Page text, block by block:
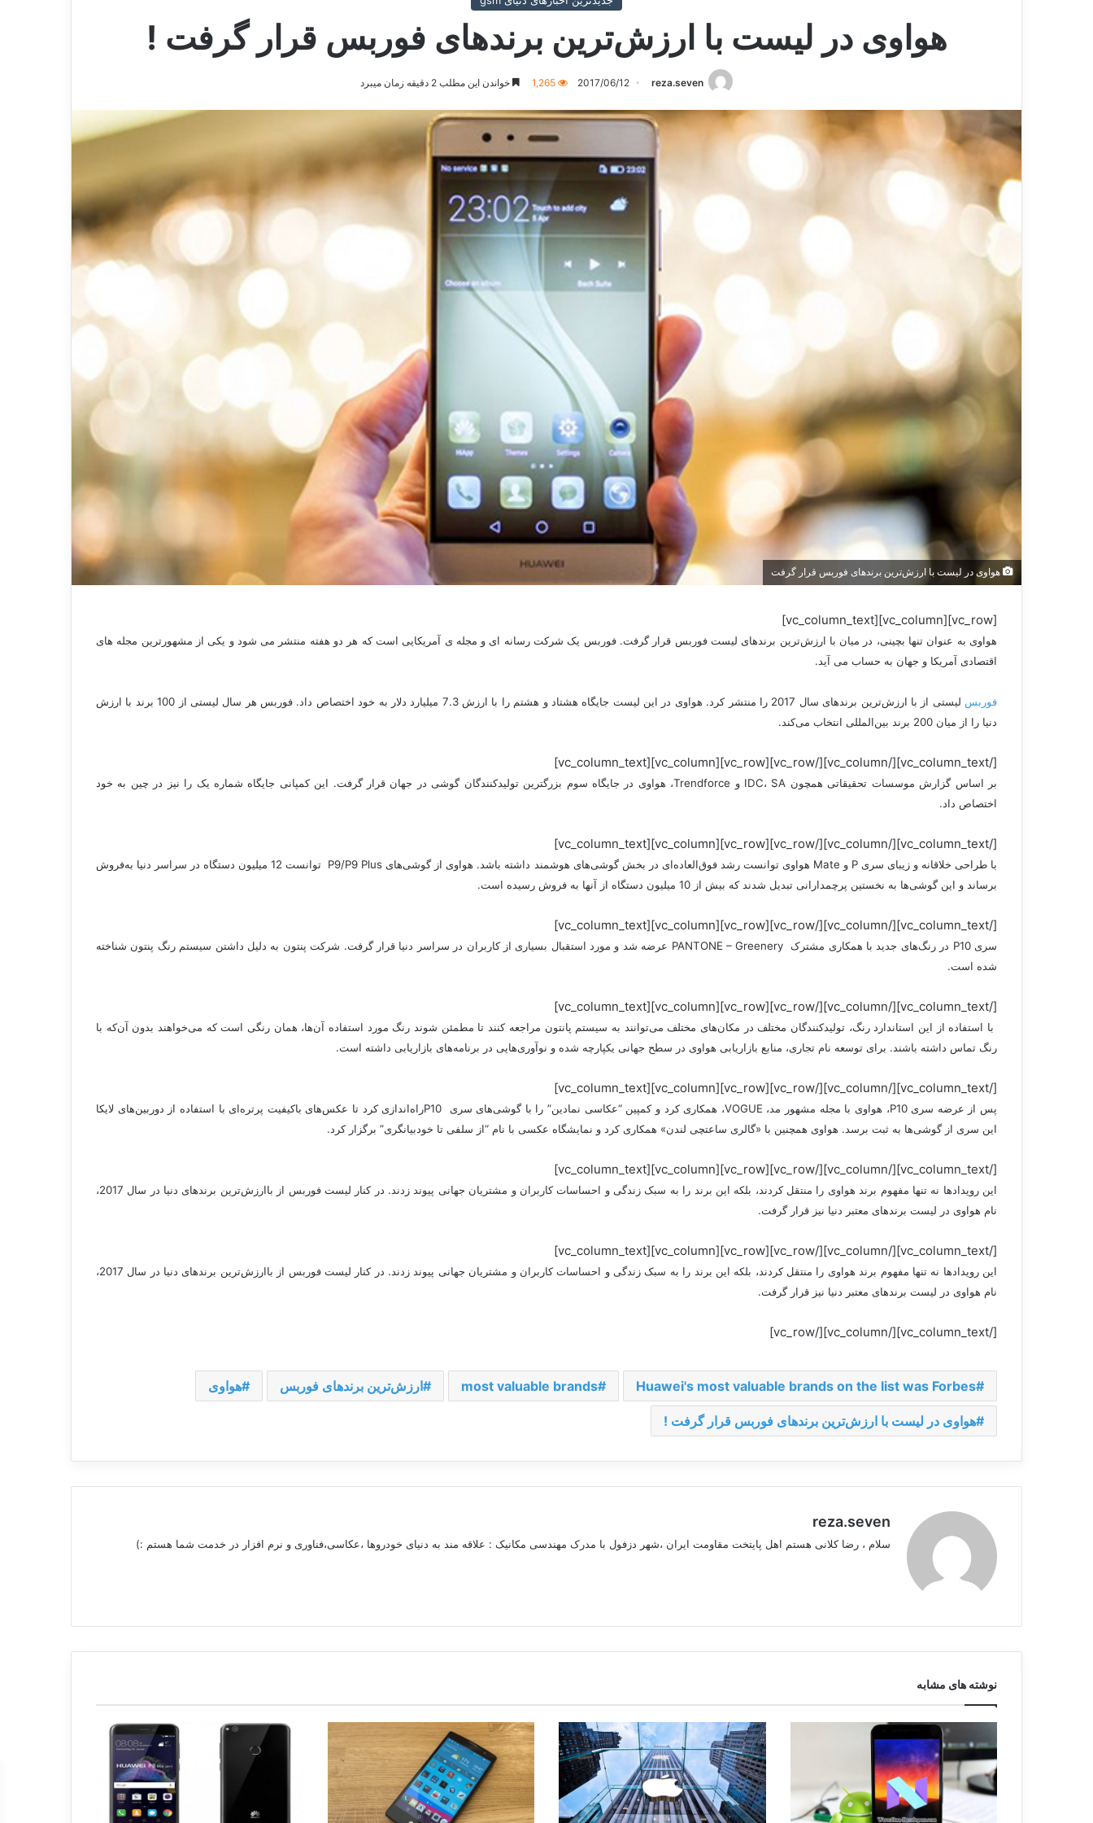
هواوی در لیست با ارزش‌ترین برندهای فوربس قرار گرفت !
reza.seven
2017/06/12
1,265 خواندن این مطلب 2 دقیقه زمان میبرد
هواوی در لیست با ارزش‌ترین برندهای فوربس قرار گرفت
[vc_row][vc_column][vc_column_text]
هواوی به عنوان تنها بچینی، در میان با ارزش‌ترین برندهای لیست فوربس قرار گرفت. فوربس یک شرکت رسانه ای و مجله ی آمریکایی است که هر دو هفته منتشر می شود و یکی از مشهورترین مجله های
اقتصادی آمریکا و جهان به حساب می آید.
فوربس
لیستی از با ارزش‌ترین برندهای سال 2017 را منتشر کرد. هواوی در این لیست جایگاه هشتاد و هشتم را با ارزش 7.3 میلیارد دلار به خود اختصاص داد. فوربس هر سال لیستی از 100 برند با ارزش
دنیا را از میان 200 برند بین‌المللی انتخاب می‌کند.
[/vc_column_text][/vc_column][/vc_row][vc_row][vc_column][vc_column_text]
بر اساس گزارش موسسات تحقیقاتی همچون IDC، SA و Trendforce، هواوی در جایگاه سوم بزرگترین تولیدکنندگان گوشی در جهان قرار گرفت. این کمپانی جایگاه شماره یک را نیز در چین به خود
اختصاص داد.
[/vc_column_text][/vc_column][/vc_row][vc_row][vc_column][vc_column_text]
با طراحی خلاقانه و زیبای سری P و Mate هواوی توانست رشد فوق‌العاده‌ای در بخش گوشی‌های هوشمند داشته باشد. هواوی از گوشی‌های P9/P9 Plus توانست 12 میلیون دستگاه در سراسر دنیا به‌فروش
برساند و این گوشی‌ها به نخستین پرچمدارانی تبدیل شدند که بیش از 10 میلیون دستگاه از آنها به فروش رسیده است.
[/vc_column_text][/vc_column][/vc_row][vc_row][vc_column][vc_column_text]
سری P10 در رنگ‌های جدید با همکاری مشترک PANTONE – Greenery عرضه شد و مورد استقبال بسیاری از کاربران در سراسر دنیا قرار گرفت. شرکت پنتون به دلیل داشتن سیستم رنگ پنتون شناخته
شده است.
[/vc_column_text][/vc_column][/vc_row][vc_row][vc_column][vc_column_text]
با استفاده از این استاندارد رنگ، تولید‌کنندگان مختلف در مکان‌های مختلف می‌توانند به سیستم پانتون مراجعه کنند تا مطمئن شوند رنگ مورد استفاده آن‌ها، همان‌ رنگی است که می‌خواهند بدون آن‌که با
رنگ تماس داشته باشند. برای توسعه نام تجاری، منابع بازاریابی هواوی در سطح جهانی یکپارچه شده و نوآوری‌هایی در برنامه‌های بازاریابی داشته است.
[/vc_column_text][/vc_column][/vc_row][vc_row][vc_column][vc_column_text]
پس از عرضه سری P10، هواوی با مجله مشهور مد، VOGUE، همکاری کرد و کمپین “عکاسی نمادین” را با گوشی‌های سری P10راه‌اندازی کرد تا عکس‌های باکیفیت پرتره‌ای با استفاده از دوربین‌های لایکا
این سری از گوشی‌ها به ثبت برسد. هواوی همچنین با «گالری ساعتچی لندن» همکاری کرد و نمایشگاه عکسی با نام “از سلفی تا خودبیانگری” برگزار کرد.
[/vc_column_text][/vc_column][/vc_row][vc_row][vc_column][vc_column_text]
این رویدادها نه تنها مفهوم برند هواوی را منتقل کردند، بلکه این برند را به سبک زندگی و احساسات کاربران و مشتریان جهانی پیوند زدند. در کنار لیست فوربس از باارزش‌ترین برندهای دنیا در سال 2017،
نام هواوی در لیست برندهای معتبر دنیا نیز قرار گرفت.
[/vc_column_text][/vc_column][/vc_row][vc_row][vc_column][vc_column_text]
این رویدادها نه تنها مفهوم برند هواوی را منتقل کردند، بلکه این برند را به سبک زندگی و احساسات کاربران و مشتریان جهانی پیوند زدند. در کنار لیست فوربس از باارزش‌ترین برندهای دنیا در سال 2017،
نام هواوی در لیست برندهای معتبر دنیا نیز قرار گرفت.
[/vc_column_text][/vc_column][/vc_row]
Huawei's most valuable brands on the list was Forbes
most valuable brands ارزش‌ترین برندهای فوربس هواوی
هواوی در لیست با ارزش‌ترین برندهای فوربس قرار گرفت !
reza.seven
سلام ، رضا کلانی هستم اهل پایتخت مقاومت ایران ،شهر دزفول با مدرک مهندسی مکانیک : علاقه مند به دنیای خودروها ،عکاسی،فناوری و نرم افزار در خدمت شما هستم :)
نوشته های مشابه